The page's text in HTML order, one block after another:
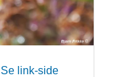
Se link-side